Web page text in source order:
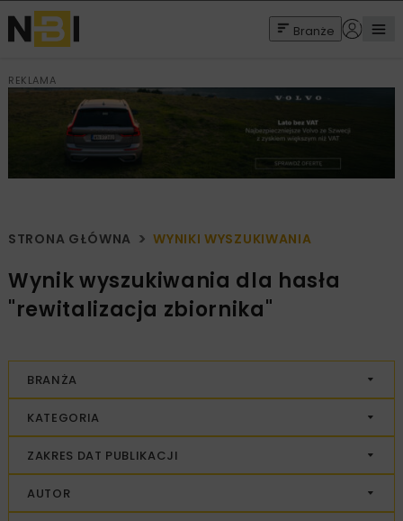
Branże
REKLAMA
STRONA GŁÓWNA WYNIKI WYSZUKIWANIA
Wynik wyszukiwania dla hasła
"rewitalizacja zbiornika"
BRANŻA
KATEGORIA
ZAKRES DAT PUBLIKACJI
AUTOR